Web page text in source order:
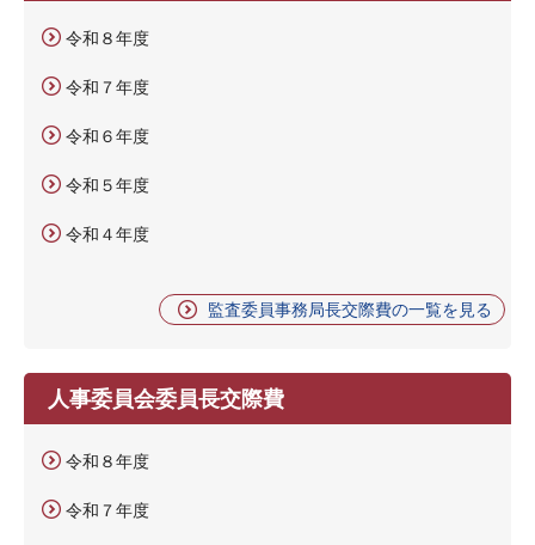
令和８年度
令和７年度
令和６年度
令和５年度
令和４年度
監査委員事務局長交際費の一覧を見る
人事委員会委員長交際費
令和８年度
令和７年度